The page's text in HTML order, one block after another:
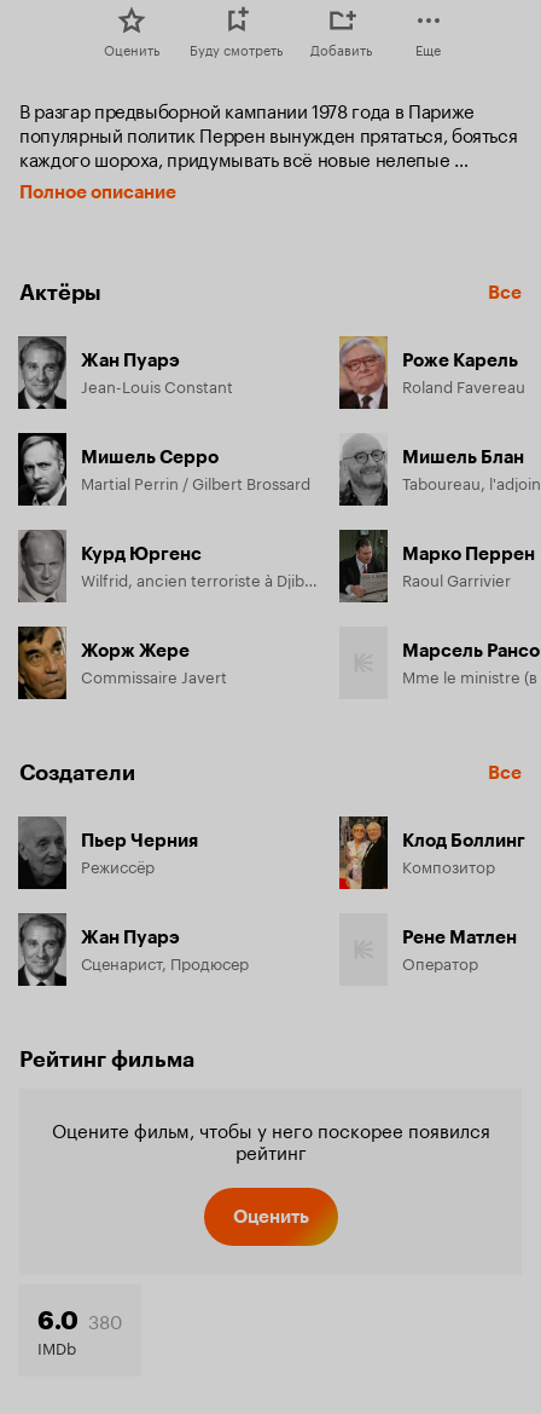
Оценить Буду смотреть Добавить Еще
В разгар предвыборной кампании 1978 года в Париже
популярный политик Перрен вынужден прятаться, бояться
каждого шороха, придумывать всё новые нелепые
истории, чтобы не появляться на публике. Дело в том, что
из тюрьмы сбежал его давний знакомый — бывший
На суде тот пообещал убить всех, связанных с этим делом
промышленников, финансистов и политиков. А значит — и
очень похожий на него двоюродный брат, актер.
Полное описание
Актёры Все
Жан Пуарэ
Jean-Louis Constant
Мишель Серро
Martial Perrin / Gilbert Brossard
Курд Юргенс
Wilfrid, ancien terroriste à Djibouti
Жорж Жере
Commissaire Javert
Роже Карель
Roland Favereau
Мишель Блан
Taboureau,
Марко Перрен
Raoul Garrivier
Марсель
Создатели Все
Пьер Черния
Режиссёр
Жан Пуарэ
Сценарист, Продюсер
Клод Боллинг
Композитор
Рене Матлен
Оператор
Рейтинг фильма
Оцените фильм, чтобы у него поскорее появился
рейтинг
Оценить
6.0 380
IMDb